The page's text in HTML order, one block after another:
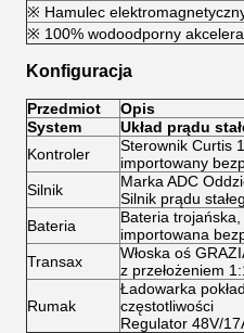
※ Hamulec
※ 100% wodoodporny
Konfiguracja
Przedmiot
Opis
System
Układ prądu
Kontroler
Sterownik Curtis
importowany
Silnik
Marka ADC
Silnik prądu
Bateria
Bateria trojańska,
importowana
Transax
Włoska oś
z przełożeniem
Rumak
Ładowarka
częstotliwości
Regulator 48V/